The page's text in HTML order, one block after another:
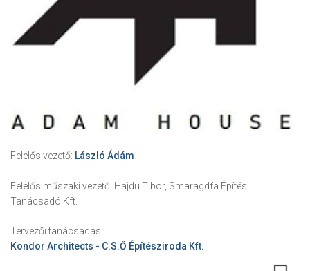
Felelős vezető: László Ádám
Felelős műszaki vezető: Hajdu Tibor, Smaragdfa Építési
Tanácsadó Kft.
Tervezői tanácsadás:
Kondor Architects - C.S.Ő Építésziroda Kft.